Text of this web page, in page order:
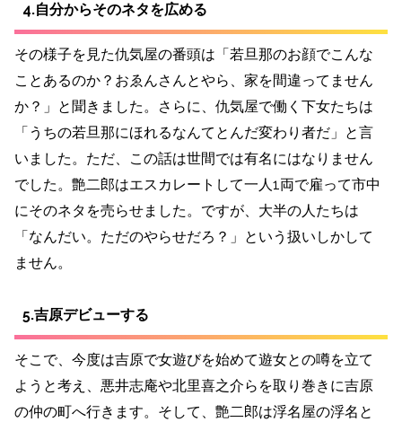
4.自分からそのネタを広める
その様子を見た仇気屋の番頭は「若旦那のお顔でこんな
ことあるのか？おゑんさんとやら、家を間違ってません
か？」と聞きました。さらに、仇気屋で働く下女たちは
「うちの若旦那にほれるなんてとんだ変わり者だ」と言
いました。ただ、この話は世間では有名にはなりません
でした。艶二郎はエスカレートして一人1両で雇って市中
にそのネタを売らせました。ですが、大半の人たちは
「なんだい。ただのやらせだろ？」という扱いしかして
ません。
5.吉原デビューする
そこで、今度は吉原で女遊びを始めて遊女との噂を立て
ようと考え、悪井志庵や北里喜之介らを取り巻きに吉原
の仲の町へ行きます。そして、艶二郎は浮名屋の浮名と